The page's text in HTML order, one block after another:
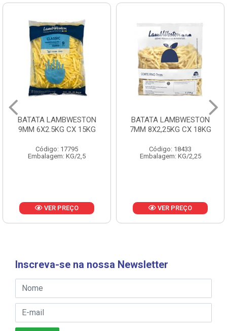
BATATA LAMBWESTON
9MM 6X2.5KG CX 15KG
Código: 17795
Embalagem: KG/2,5
VER PREÇO
BATATA LAMBWESTON
7MM 8X2,25KG CX 18KG
Código: 18433
Embalagem: KG/2,25
VER PREÇO
Inscreva-se na nossa Newsletter